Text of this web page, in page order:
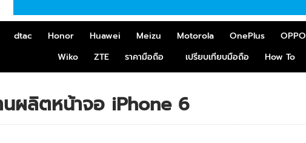
dtac Honor Huawei Meizu Motorola OnePlus OPPO
Wiko
ZTE ราคามือถือ เปรียบเทียบมือถือ How To
นผลิตหน้าจอ iPhone 6